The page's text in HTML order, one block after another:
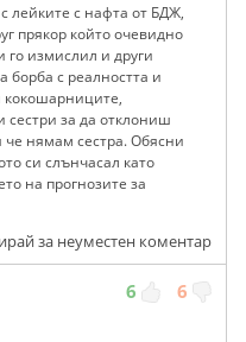
лейките с нафта от БДЖ,
прякор който очевидно
го измислил и други
борба с реалността и
кокошарниците,
сестри за да отклониш
че нямам сестра. Обясни
си слънчасал като
на прогнозите за
за неуместен коментар
6 6